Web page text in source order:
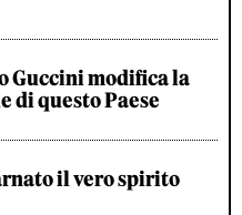
Guccini modifica la
questo Paese
il vero spirito